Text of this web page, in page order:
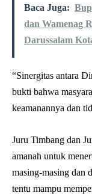
Baca Juga:
dan Wamenag
Darussalam
“Sinergitas antara
bukti bahwa
keamanannya dan
Juru Timbang dan
amanah untuk
masing-masing dan
tentu mampu